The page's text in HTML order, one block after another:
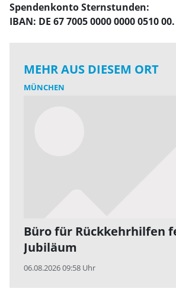
Spendenkonto Sternstunden:
IBAN: DE 67 7005 0000 0000 0510 00.
MEHR AUS DIESEM ORT
MÜNCHEN
Büro für Rückkehrhilfen
Jubiläum
06.08.2026 09:58 Uhr